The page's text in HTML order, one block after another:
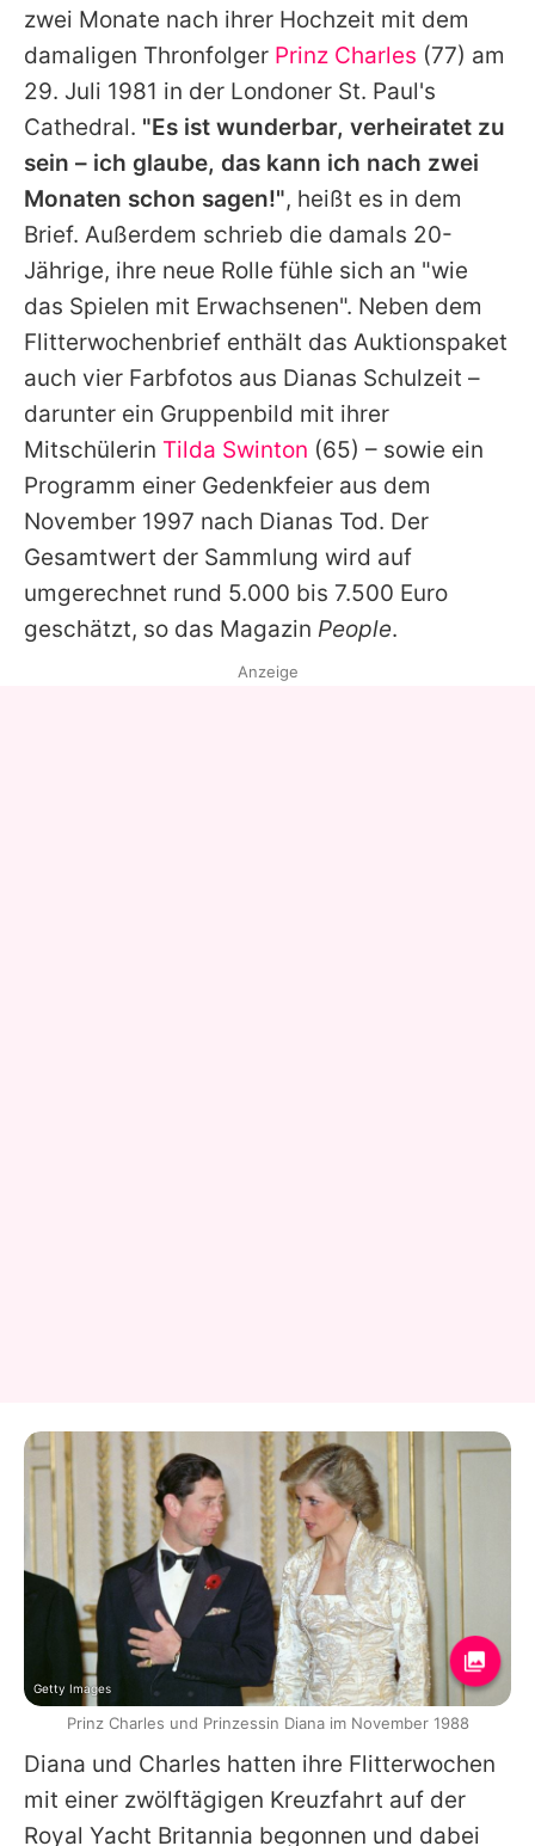
zwei Monate nach ihrer Hochzeit mit dem
damaligen Thronfolger Prinz Charles (77) am
29. Juli 1981 in der Londoner St. Paul's
Cathedral. "Es ist wunderbar, verheiratet zu
sein – ich glaube, das kann ich nach zwei
Monaten schon sagen!", heißt es in dem
Brief. Außerdem schrieb die damals 20-
Jährige, ihre neue Rolle fühle sich an "wie
das Spielen mit Erwachsenen". Neben dem
Flitterwochenbrief enthält das Auktionspaket
auch vier Farbfotos aus Dianas Schulzeit –
darunter ein Gruppenbild mit ihrer
Mitschülerin Tilda Swinton (65) – sowie ein
Programm einer Gedenkfeier aus dem
November 1997 nach Dianas Tod. Der
Gesamtwert der Sammlung wird auf
umgerechnet rund 5.000 bis 7.500 Euro
geschätzt, so das Magazin People.
Diana und Charles hatten ihre Flitterwochen
mit einer zwölftägigen Kreuzfahrt auf der
Royal Yacht Britannia begonnen und dabei
Anzeige
Getty Images
Prinz Charles und Prinzessin Diana im November 1988